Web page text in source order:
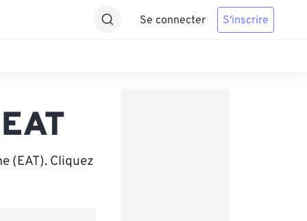
Se connecter S'inscrire
(EAT). Cliquez